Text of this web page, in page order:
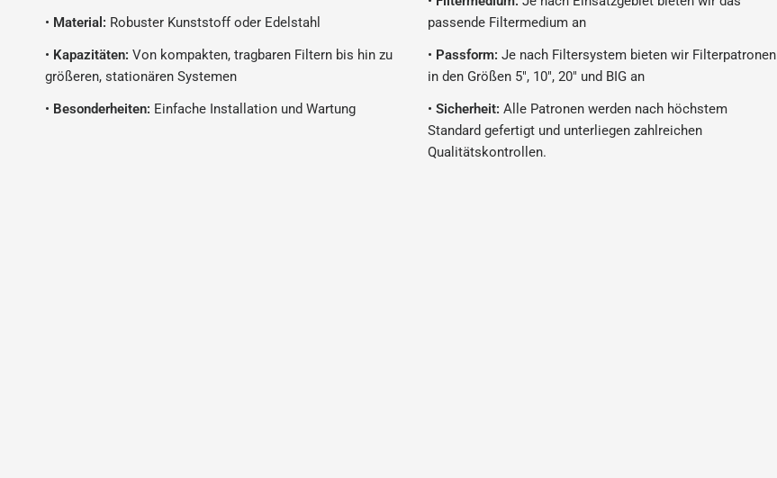
• Material: Robuster Kunststoff oder Edelstahl
• Kapazitäten: Von kompakten, tragbaren Filtern bis hin zu
größeren, stationären Systemen
• Besonderheiten: Einfache Installation und Wartung
passende Filtermedium an
• Passform: Je nach Filtersystem bieten wir Filterpatronen
in den Größen 5", 10", 20" und BIG an
• Sicherheit: Alle Patronen werden nach höchstem
Standard gefertigt und unterliegen zahlreichen
Qualitätskontrollen.